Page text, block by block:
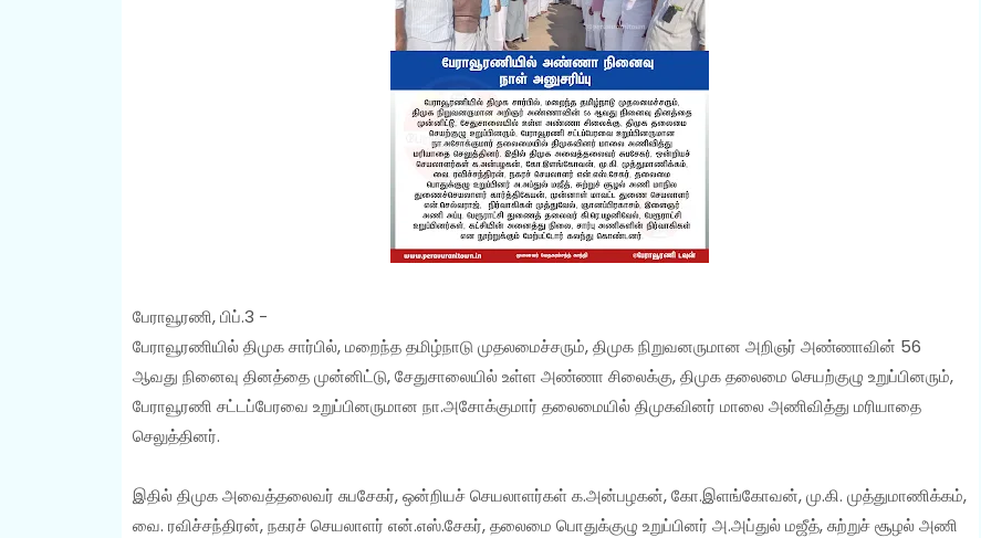
பேராவூரணி, பிப்.3 -
பேராவூரணியில் திமுக சார்பில், மறைந்த தமிழ்நாடு முதலமைச்சரும், திமுக நிறுவனருமான அறிஞர் அண்ணாவின் 56
ஆவது நினைவு தினத்தை முன்னிட்டு, சேதுசாலையில் உள்ள அண்ணா சிலைக்கு, திமுக தலைமை செயற்குழு உறுப்பினரும்,
பேராவூரணி சட்டப்பேரவை உறுப்பினருமான நா.அசோக்குமார் தலைமையில் திமுகவினர் மாலை அணிவித்து மரியாதை
செலுத்தினர்.
இதில் திமுக அவைத்தலைவர் சுபசேகர், ஒன்றியச் செயலாளர்கள் க.அன்பழகன், கோ.இளங்கோவன், மு.கி. முத்துமாணிக்கம்,
வை. ரவிச்சந்திரன், நகரச் செயலாளர் என்.எஸ்.சேகர், தலைமை பொதுக்குழு உறுப்பினர் அ.அப்துல் மஜீத், சுற்றுச் சூழல் அணி